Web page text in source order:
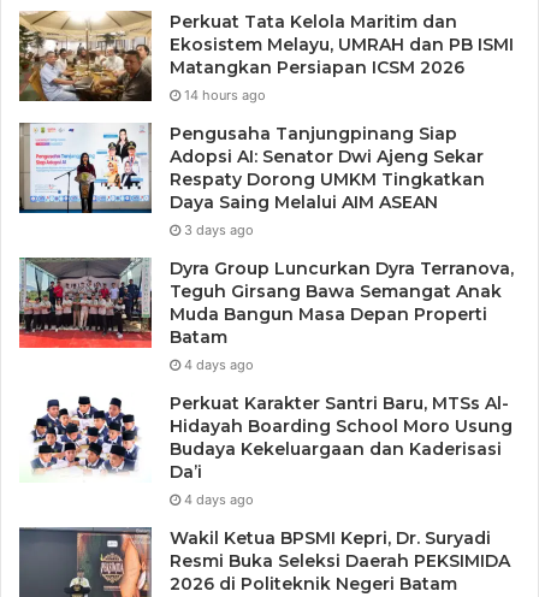
Perkuat Tata Kelola Maritim dan
Ekosistem Melayu, UMRAH dan PB ISMI
Matangkan Persiapan ICSM 2026
14 hours ago
Pengusaha Tanjungpinang Siap
Adopsi AI: Senator Dwi Ajeng Sekar
Respaty Dorong UMKM Tingkatkan
Daya Saing Melalui AIM ASEAN
3 days ago
Dyra Group Luncurkan Dyra Terranova,
Teguh Girsang Bawa Semangat Anak
Muda Bangun Masa Depan Properti
Batam
4 days ago
Perkuat Karakter Santri Baru, MTSs Al-
Hidayah Boarding School Moro Usung
Budaya Kekeluargaan dan Kaderisasi
Da’i
4 days ago
Wakil Ketua BPSMI Kepri, Dr. Suryadi
Resmi Buka Seleksi Daerah PEKSIMIDA
2026 di Politeknik Negeri Batam